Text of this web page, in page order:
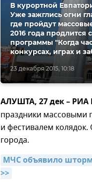
23 декабря 2015, 10:18
В курортной
Уже зажглись огни
где пройдут
2016 года продлится
программы "Когда
конкурсах, играх и
АЛУШТА, 27 дек –
праздники массовыми
и фестивалем
города.
МЧС объявило
>>